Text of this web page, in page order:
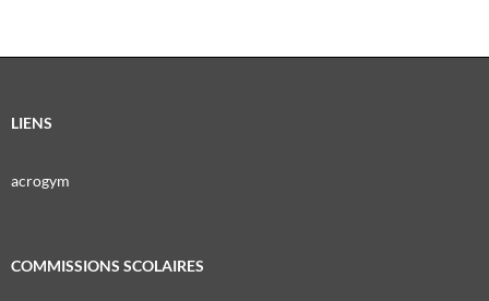
LIENS
acrogym
COMMISSIONS SCOLAIRES